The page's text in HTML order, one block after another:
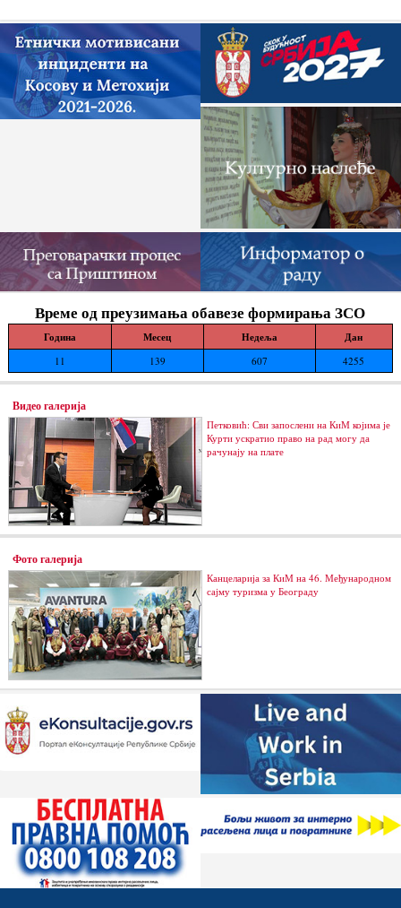
нелегалних грађевинских...
Време од преузимања обавезе формирања ЗСО
Година Месец Недеља Дан
11 139 607 4255
Видео галерија
Петковић: Сви запослени на КиМ којима је
Курти ускратио право на рад могу да
рачунају на плате
Фото галерија
Канцеларија за КиМ на 46. Међународном
сајму туризма у Београду